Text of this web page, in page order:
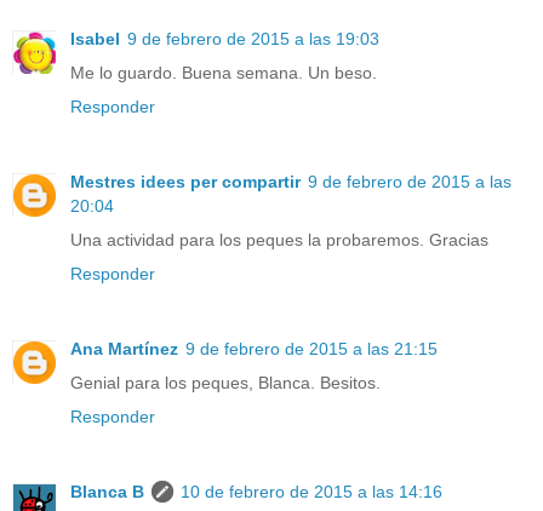
Isabel 9 de febrero de 2015 a las 19:03
Me lo guardo. Buena semana. Un beso.
Responder
Mestres idees per compartir 9 de febrero de 2015 a las
20:04
Una actividad para los peques la probaremos. Gracias
Responder
Ana Martínez 9 de febrero de 2015 a las 21:15
Genial para los peques, Blanca. Besitos.
Responder
Blanca B
10 de febrero de 2015 a las 14:16